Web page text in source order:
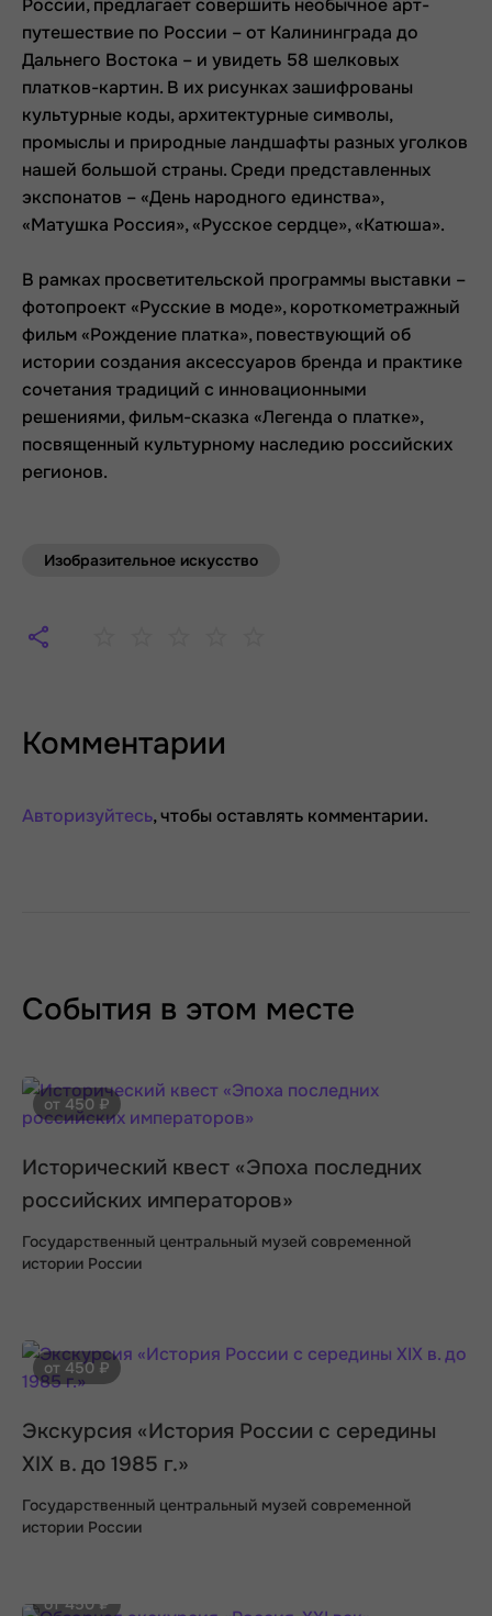
России, предлагает совершить необычное арт-
путешествие по России – от Калининграда до
Дальнего Востока – и увидеть 58 шелковых
платков-картин. В их рисунках зашифрованы
культурные коды, архитектурные символы,
промыслы и природные ландшафты разных уголков
нашей большой страны. Среди представленных
экспонатов – «День народного единства»,
«Матушка Россия», «Русское сердце», «Катюша».
В рамках просветительской программы выставки –
фотопроект «Русские в моде», короткометражный
фильм «Рождение платка», повествующий об
истории создания аксессуаров бренда и практике
сочетания традиций с инновационными
решениями, фильм-сказка «Легенда о платке»,
посвященный культурному наследию российских
регионов.
Изобразительное искусство
Комментарии
Авторизуйтесь, чтобы оставлять комментарии.
События в этом месте
от 450 ₽
Исторический квест «Эпоха последних
российских императоров»
Государственный центральный музей современной
истории России
от 450 ₽
Экскурсия «История России с середины
XIX в. до 1985 г.»
Государственный центральный музей современной
истории России
от 450 ₽